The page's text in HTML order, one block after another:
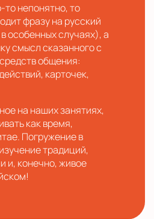
то непонятно, то
фразу на русский
особенных случаях), а
смысл сказанного с
общения:
карточек,
на наших занятиях,
как время,
Погружение в
традиций,
и, конечно, живое